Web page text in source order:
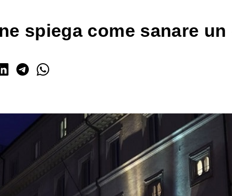
spiega come sanare